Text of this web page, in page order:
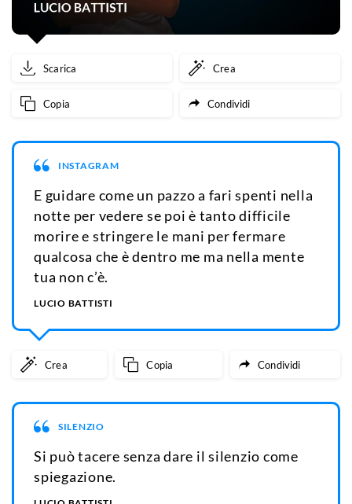
Scarica Crea
Copia Condividi
INSTAGRAM
E guidare come un pazzo a fari spenti nella
notte per vedere se poi è tanto difficile
morire e stringere le mani per fermare
qualcosa che è dentro me ma nella mente
tua non c’è.
LUCIO BATTISTI
Crea Copia Condividi
SILENZIO
Si può tacere senza dare il silenzio come
spiegazione.